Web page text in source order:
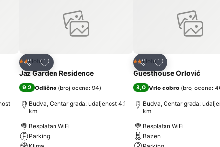
Deli
Dodati u favorite
2 Zvezdice
Hotel
Jaz Garden Residence
9,2 Odlično (broj ocena: 94)
Budva, Centar grada: udaljenost 4.1
km
Besplatan WiFi
Parking
Deli
Dodati u favorite
2 Zvezdice
Hotel
Guesthouse Orlović
8,0 Vrlo dobro (broj ocena:
Budva, Centar grada:
km
Besplatan WiFi
Bazen